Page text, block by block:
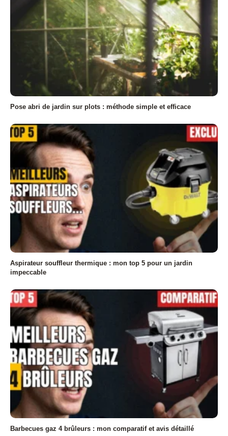
Pose abri de jardin sur plots : méthode simple et efficace
Aspirateur souffleur thermique : mon top 5 pour un jardin
impeccable
Barbecues gaz 4 brûleurs : mon comparatif et avis détaillé